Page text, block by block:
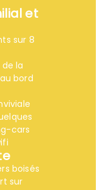
et
sur 8
la
bord
cars
boisés
sur